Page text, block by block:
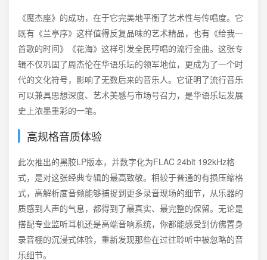
《魔杰座》的成功，在于它完美地平衡了艺术性与传唱度。它
既有《兰亭序》这样值得反复品味的艺术精品，也有《给我一
首歌的时间》《花海》这样引发全民哼唱的流行金曲。这张专
辑不仅巩固了周杰伦在华语乐坛的领军地位，更成为了一个时
代的文化符号，影响了无数后来的音乐人。它证明了流行音乐
可以兼具思想深度、艺术美感与市场号召力，是华语乐坛发展
史上浓墨重彩的一笔。
高规格音质体验
此次推出的黑胶LP版本，并数字化为FLAC 24bit 192kHz格
式，是对这张经典专辑的最高致敬。相较于普通的有损压缩格
式，高解析度音频能够捕捉到更多录音现场的细节，从乐器的
质感到人声的气息，都得到了最真实、最完整的保留。无论是
搭配专业监听耳机还是高端音响系统，你都能感受到仿佛置身
录音棚的沉浸式体验，重新发现那些在过往聆听中被忽略的音
乐细节。